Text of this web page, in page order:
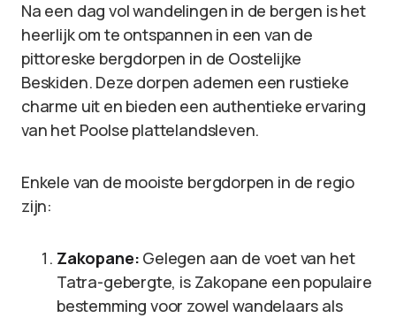
Na een dag vol wandelingen in de bergen is het
heerlijk om te ontspannen in een van de
pittoreske bergdorpen in de Oostelijke
Beskiden. Deze dorpen ademen een rustieke
charme uit en bieden een authentieke ervaring
van het Poolse plattelandsleven.
Enkele van de mooiste bergdorpen in de regio
zijn:
Zakopane: Gelegen aan de voet van het
Tatra-gebergte, is Zakopane een populaire
bestemming voor zowel wandelaars als